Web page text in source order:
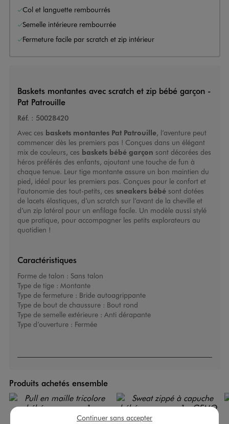
Col et languette rembourrés
Semelle intérieure rembourrée
Fermeture facile par scratch et zip intérieur
Baskets montantes avec scratch et zip bébé garçon -
Pat Patrouille
Réf. : 50028420
Avec ces baskets montantes Pat Patrouille, l’aventure peut
commencer dès les premiers pas ! Conçues dans un élégant
mix de couleurs, ces baskets bébé garçon sont décorées des
héros préférés des enfants, ajoutant une touche de fun à
chaque tenue. Leur tige montante assure un bon maintien du
pied, idéal pour les premiers pas. Conçues pour le confort et
l’autonomie des tout-petits, ces sneakers bébésont dotées
de lacets élastiques, d’un scratch sur l’avant de la cheville et
d’un zip latéral pour un enfilage facile. Un modèle aussi stylé
que pratique, pour accompagner les petits explorateurs au
quotidien !
Caractéristiques
Forme de talon : Sans talon
Type de tige : Montante
Type de fermeture : Bride autoagrippante
Type de bout de chaussure : Bout rond
Type de semelle extérieure : Anti dérapante
Type d’ouverture : Fermée
Produits achetés ensemble
Continuer sans accepter